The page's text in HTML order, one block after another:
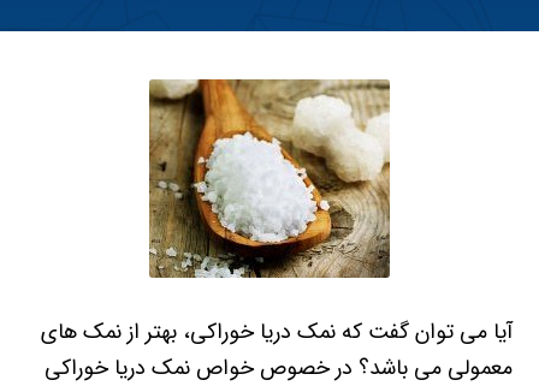
آیا می توان گفت که نمک دریا خوراکی، بهتر از نمک های
معمولی می باشد؟ در خصوص خواص نمک دریا خوراکی